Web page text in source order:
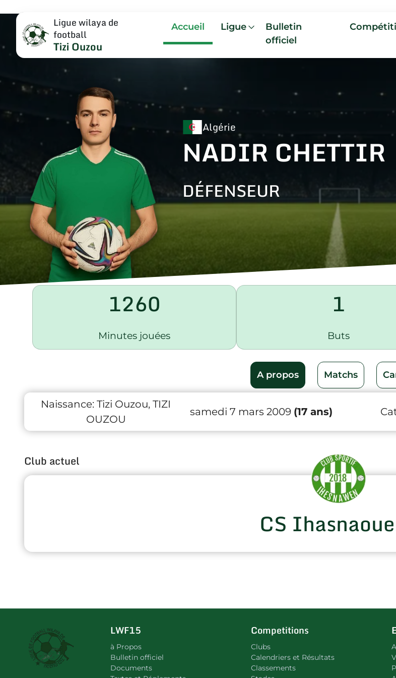
Ligue wilaya de
football
Tizi Ouzou
Accueil Ligue
Bulletin
officiel
Algérie
NADIR CHETTIR
DÉFENSEUR
1260
Minutes jouées
1
Buts
A propos Matchs
Naissance: Tizi Ouzou, TIZI
OUZOU
samedi 7 mars 2009 (17 ans)
Club actuel
CS
LWF15
à Propos
Bulletin officiel
Documents
Competitions
Clubs
Calendriers et Résultats
Classements